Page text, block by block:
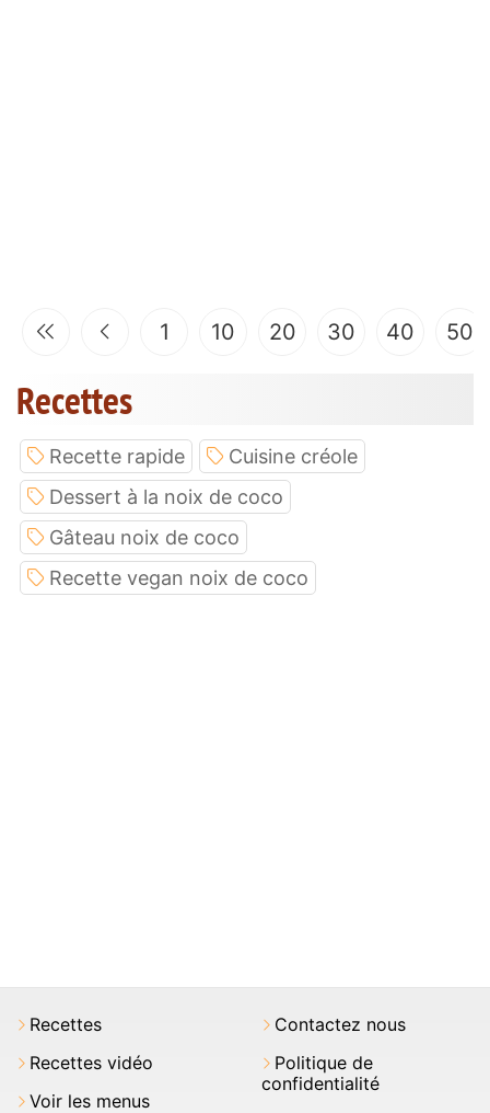
1 10 20 30 40 50
Recettes
Recette rapide
Cuisine créole
Dessert à la noix de coco
Gâteau noix de coco
Recette vegan noix de coco
Recettes
Recettes vidéo
Voir les menus
Contactez nous
Politique de
confidentialité